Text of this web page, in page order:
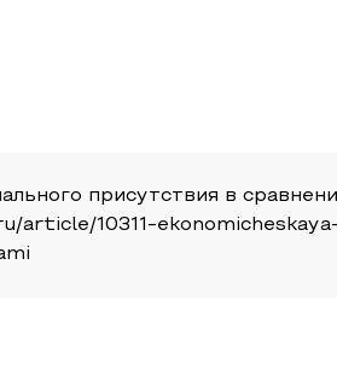
присутствия в
article/10311-